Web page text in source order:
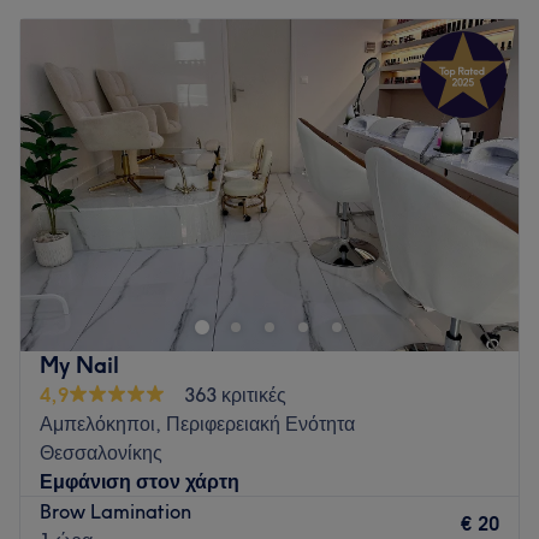
10:00–20:00
10:00–20:00
Πέμπτη
10:00–20:00
Παρασκευή
10:00– 20:00
Σάββατο
Κλειστό
Κυριακή
Κλειστό
Το Maya Beauty Studio βρίσκεται στην Θεσσαλονίκη και
παρέχει εξειδικευμένες υπηρεσίες τοποθέτησης βλεφαρίδων.
Go to venue
My Nail
4,9
363 κριτικές
Αμπελόκηποι, Περιφερειακή Ενότητα
Θεσσαλονίκης
Εμφάνιση στον χάρτη
Brow Lamination
€ 20